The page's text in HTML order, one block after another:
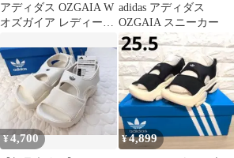
アディダス OZGAIA W
オズガイア レディー
adidas アディダス
OZGAIA スニーカー
¥4,700 ¥4,899